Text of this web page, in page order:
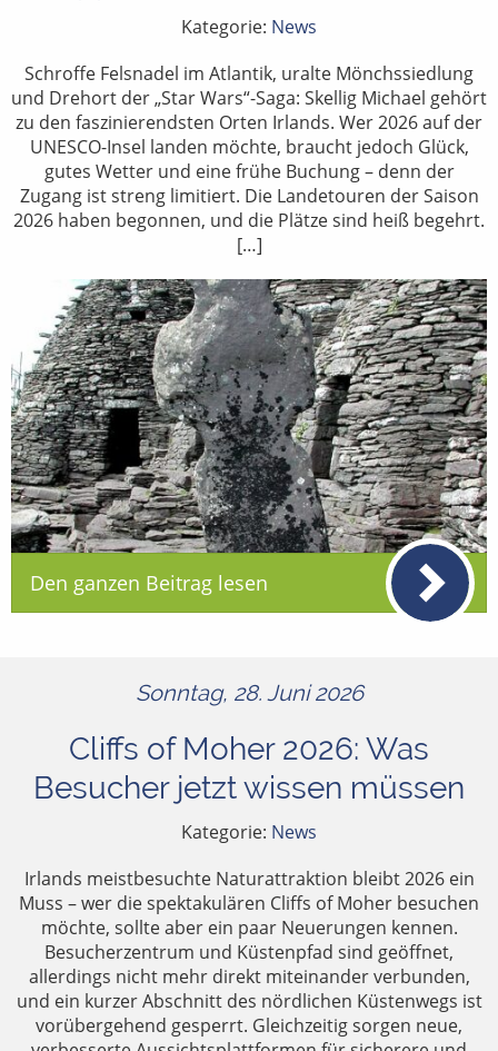
Kategorie: News
Schroffe Felsnadel im Atlantik, uralte Mönchssiedlung
und Drehort der „Star Wars“-Saga: Skellig Michael gehört
zu den faszinierendsten Orten Irlands. Wer 2026 auf der
UNESCO-Insel landen möchte, braucht jedoch Glück,
gutes Wetter und eine frühe Buchung – denn der
Zugang ist streng limitiert. Die Landetouren der Saison
2026 haben begonnen, und die Plätze sind heiß begehrt.
[…]
Den ganzen Beitrag lesen
Sonntag, 28. Juni 2026
Cliffs of Moher 2026: Was
Besucher jetzt wissen müssen
Kategorie: News
Irlands meistbesuchte Naturattraktion bleibt 2026 ein
Muss – wer die spektakulären Cliffs of Moher besuchen
möchte, sollte aber ein paar Neuerungen kennen.
Besucherzentrum und Küstenpfad sind geöffnet,
allerdings nicht mehr direkt miteinander verbunden,
und ein kurzer Abschnitt des nördlichen Küstenwegs ist
vorübergehend gesperrt. Gleichzeitig sorgen neue,